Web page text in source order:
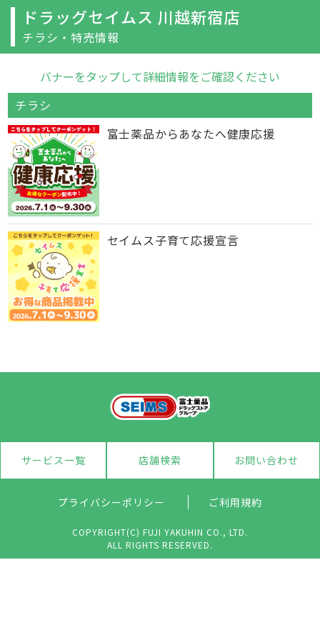
ドラッグセイムス 川越新宿店
チラシ・特売情報
バナーをタップして詳細情報をご確認ください
チラシ
富士薬品からあなたへ健康応援
セイムス子育て応援宣言
サービス一覧 店舗検索 お問い合わせ
プライバシーポリシー ご利用規約
COPYRIGHT(C) FUJI YAKUHIN CO., LTD.
ALL RIGHTS RESERVED.